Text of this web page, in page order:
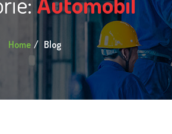
Home Blog